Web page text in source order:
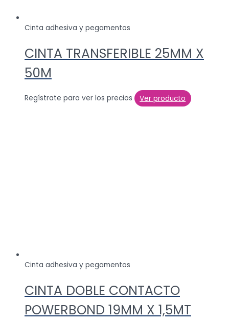
Cinta adhesiva y pegamentos
CINTA TRANSFERIBLE 25MM X
50M
Regístrate para ver los precios Ver producto
Cinta adhesiva y pegamentos
CINTA DOBLE CONTACTO
POWERBOND 19MM X 1,5MT